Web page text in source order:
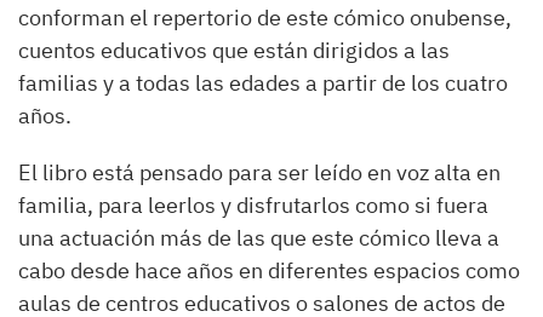
conforman el repertorio de este cómico onubense,
cuentos educativos que están dirigidos a las
familias y a todas las edades a partir de los cuatro
años.
El libro está pensado para ser leído en voz alta en
familia, para leerlos y disfrutarlos como si fuera
una actuación más de las que este cómico lleva a
cabo desde hace años en diferentes espacios como
aulas de centros educativos o salones de actos de